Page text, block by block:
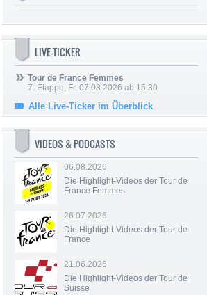
LIVE-TICKER
Tour de France Femmes
7. Etappe, Fr. 07.08.2026 ab 15:30
Alle Live-Ticker im Überblick
VIDEOS & PODCASTS
06.08.2026
Die Highlight-Videos der Tour de
France Femmes
26.07.2026
Die Highlight-Videos der Tour de
France
21.06.2026
Die Highlight-Videos der Tour de
Suisse